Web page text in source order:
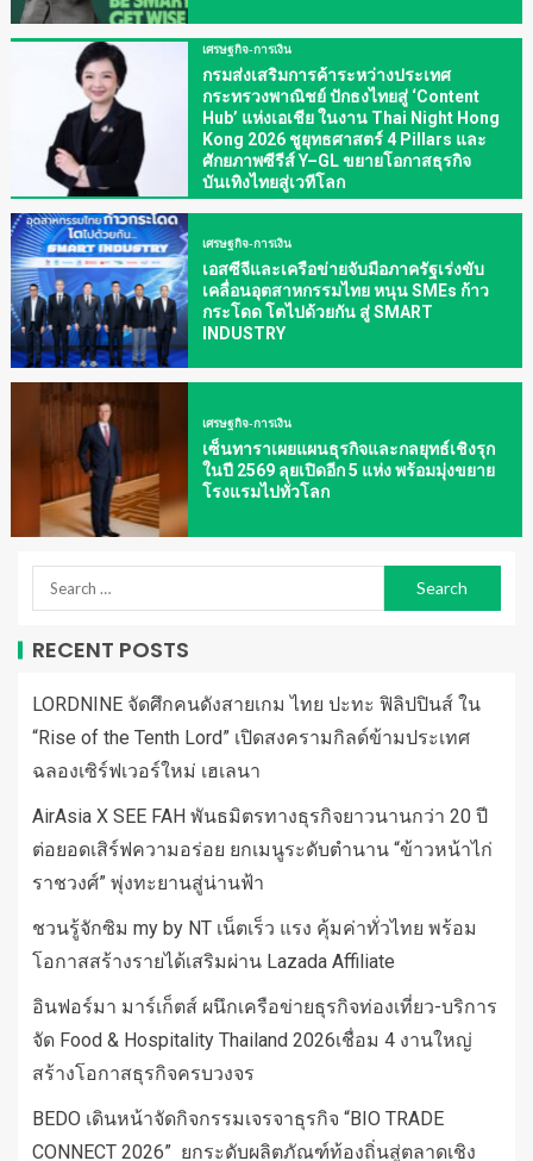
เศรษฐกิจ-การเงิน
กรมส่งเสริมการค้าระหว่างประเทศ
กระทรวงพาณิชย์ ปักธงไทยสู่ ‘Content
Hub’ แห่งเอเชีย ในงาน Thai Night Hong
Kong 2026 ชูยุทธศาสตร์ 4 Pillars และ
ศักยภาพซีรีส์ Y–GL ขยายโอกาสธุรกิจ
บันเทิงไทยสู่เวทีโลก
เศรษฐกิจ-การเงิน
เอสซีจีและเครือข่ายจับมือภาครัฐเร่งขับ
เคลื่อนอุตสาหกรรมไทย หนุน SMEs ก้าว
กระโดด โตไปด้วยกัน สู่ SMART
INDUSTRY
เศรษฐกิจ-การเงิน
เซ็นทาราเผยแผนธุรกิจและกลยุทธ์เชิงรุก
ในปี 2569 ลุยเปิดอีก 5 แห่ง พร้อมมุ่งขยาย
โรงแรมไปทั่วโลก
RECENT POSTS
LORDNINE จัดศึกคนดังสายเกม ไทย ปะทะ ฟิลิปปินส์ ใน
“Rise of the Tenth Lord” เปิดสงครามกิลด์ข้ามประเทศ
ฉลองเซิร์ฟเวอร์ใหม่ เฮเลนา
AirAsia X SEE FAH พันธมิตรทางธุรกิจยาวนานกว่า 20 ปี
ต่อยอดเสิร์ฟความอร่อย ยกเมนูระดับตำนาน “ข้าวหน้าไก่
ราชวงศ์” พุ่งทะยานสู่น่านฟ้า
ชวนรู้จักซิม my by NT เน็ตเร็ว แรง คุ้มค่าทั่วไทย พร้อม
โอกาสสร้างรายได้เสริมผ่าน Lazada Affiliate
อินฟอร์มา มาร์เก็ตส์ ผนึกเครือข่ายธุรกิจท่องเที่ยว-บริการ
จัด Food & Hospitality Thailand 2026เชื่อม 4 งานใหญ่
สร้างโอกาสธุรกิจครบวงจร
BEDO เดินหน้าจัดกิจกรรมเจรจาธุรกิจ “BIO TRADE
CONNECT 2026” ยกระดับผลิตภัณฑ์ท้องถิ่นสู่ตลาดเชิง